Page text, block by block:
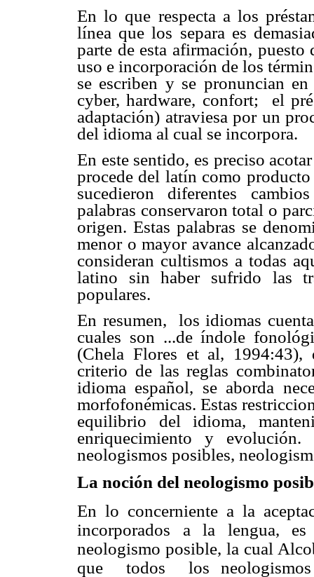
En lo que respecta a los
línea que los separa es
parte de esta afirmación,
uso e incorporación de los
se escriben y se pronuncian
cyber, hardware, confort; el
adaptación) atraviesa por un
del idioma al cual se incorpora.
En este sentido, es preciso
procede del latín como
sucedieron diferentes
palabras conservaron total o
origen. Estas palabras se
menor o mayor avance
consideran cultismos a todas
latino sin haber sufrido las
populares.
En resumen, los idiomas
cuales son ...de índole
(Chela Flores et al, 1994:43),
criterio de las reglas
idioma español, se aborda
morfofonémicas. Estas
equilibrio del idioma,
enriquecimiento y
neologismos posibles,
La noción del neologismo
En lo concerniente a la
incorporados a la lengua,
neologismo posible, la cual
que
todos
los